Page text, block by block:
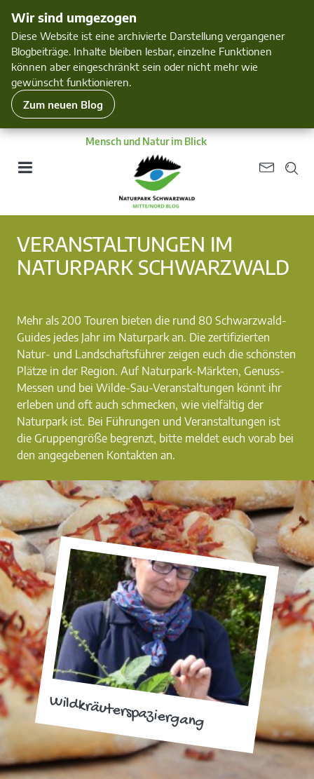
Wir sind umgezogen
Diese Website ist eine archivierte Darstellung vergangener
Blogbeiträge. Inhalte bleiben lesbar, einzelne Funktionen
können aber eingeschränkt sein oder nicht mehr wie
gewünscht funktionieren.
Zum neuen Blog
Mensch und Natur im Blick
Wildkräuterspaziergang
VERANSTALTUNGEN IM
NATURPARK SCHWARZWALD
Mehr als 200 Touren bieten die rund 80 Schwarzwald-
Guides jedes Jahr im Naturpark an. Die zertifizierten
Natur- und Landschaftsführer zeigen euch die schönsten
Plätze in der Region. Auf Naturpark-Märkten, Genuss-
Messen und bei Wilde-Sau-Veranstaltungen könnt ihr
erleben und oft auch schmecken, wie vielfältig der
Naturpark ist. Bei Führungen und Veranstaltungen ist
die Gruppengröße begrenzt, bitte meldet euch vorab bei
den angegebenen Kontakten an.